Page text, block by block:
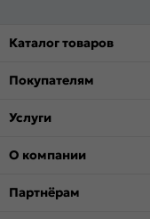
Каталог товаров
Покупателям
Услуги
О компании
Партнёрам